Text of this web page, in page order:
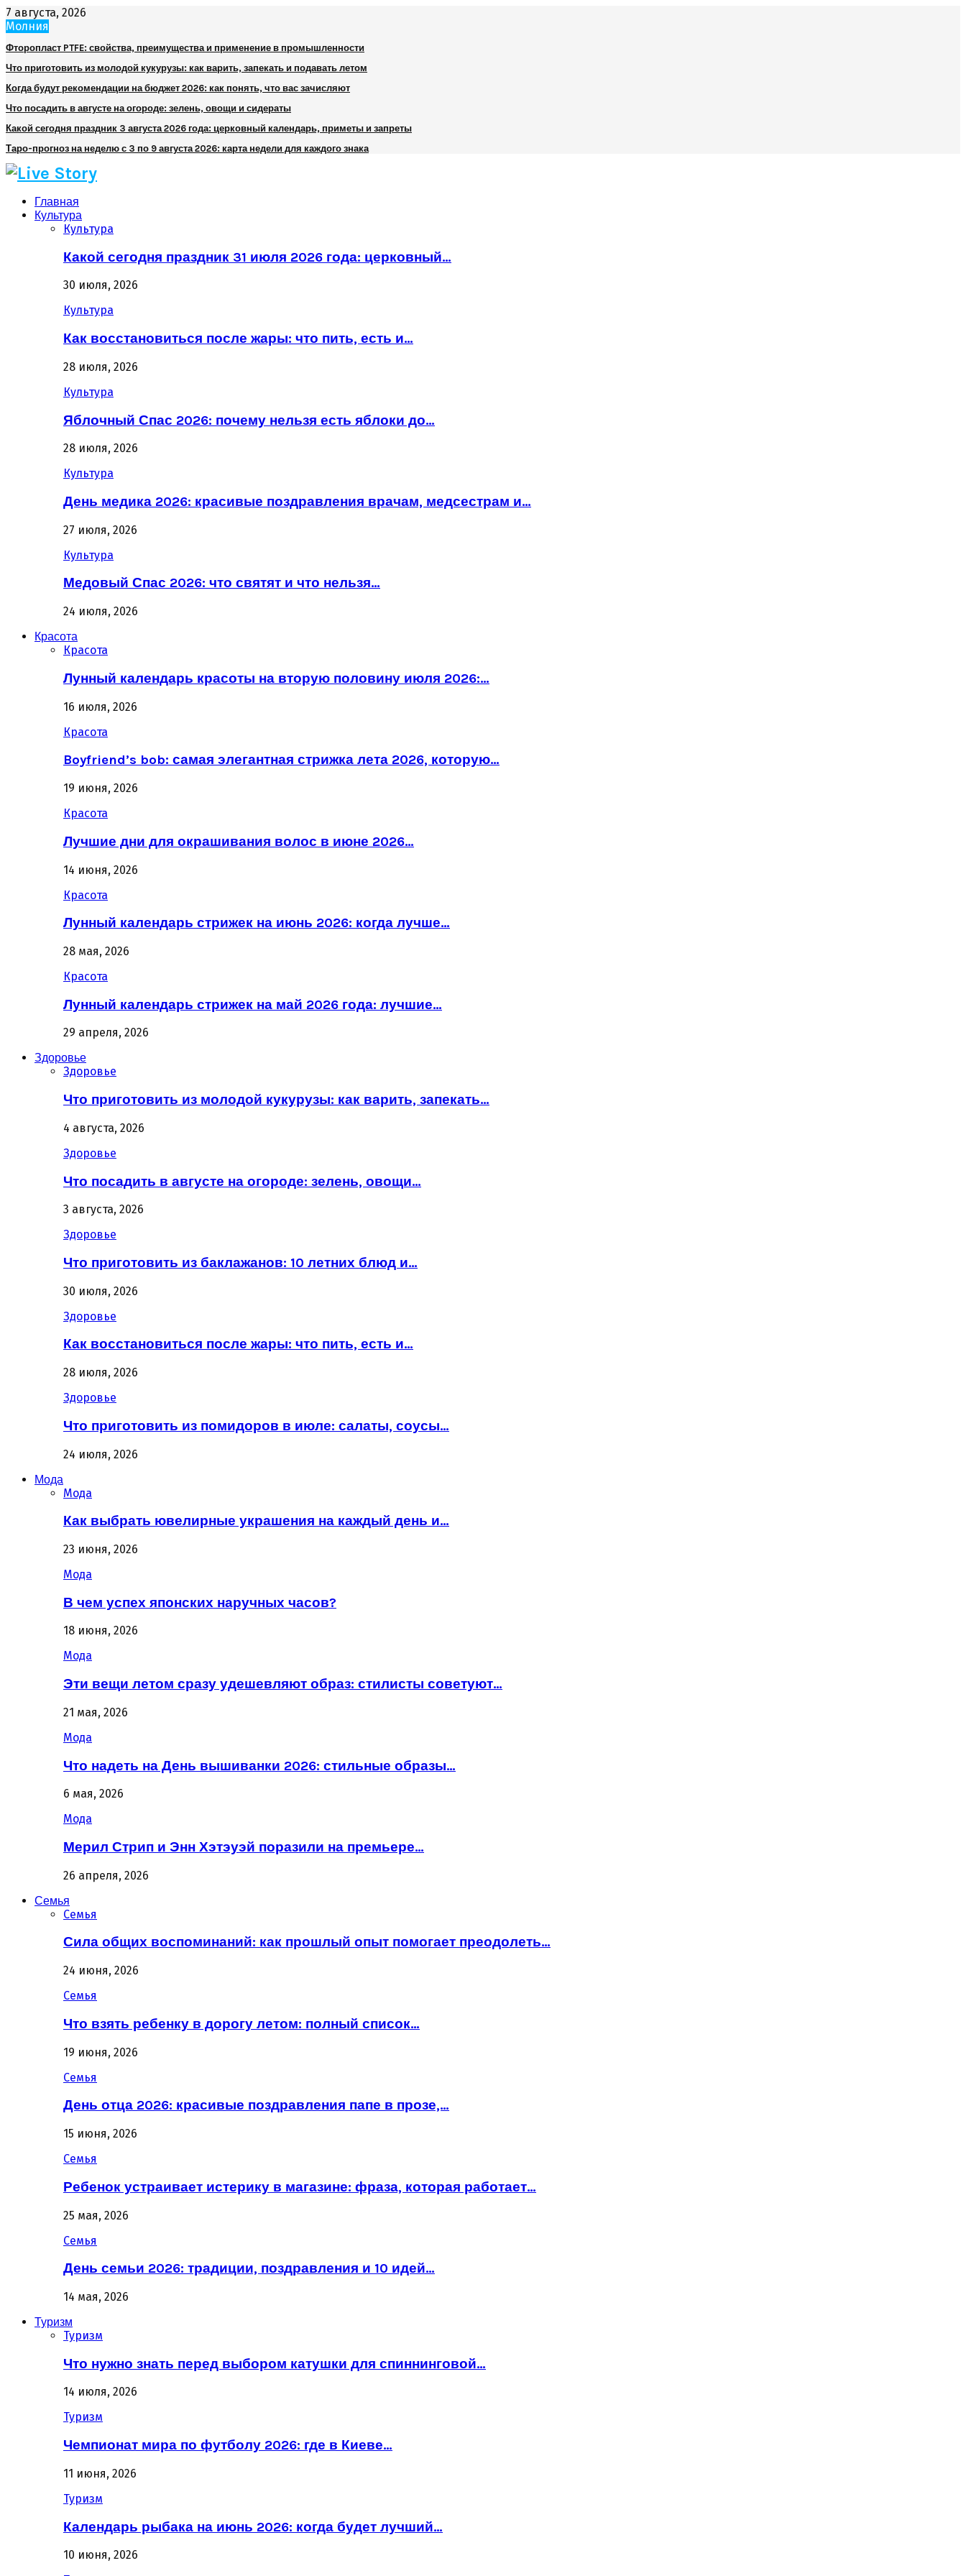
7 августа, 2026
Молния
Фторопласт PTFE: свойства, преимущества и применение в промышленности
Что приготовить из молодой кукурузы: как варить, запекать и подавать летом
Когда будут рекомендации на бюджет 2026: как понять, что вас зачисляют
Что посадить в августе на огороде: зелень, овощи и сидераты
Какой сегодня праздник 3 августа 2026 года: церковный календарь, приметы и запреты
Таро-прогноз на неделю с 3 по 9 августа 2026: карта недели для каждого знака
Главная
Культура
Культура
Какой сегодня праздник 31 июля 2026 года: церковный…
30 июля, 2026
Культура
Как восстановиться после жары: что пить, есть и…
28 июля, 2026
Культура
Яблочный Спас 2026: почему нельзя есть яблоки до…
28 июля, 2026
Культура
День медика 2026: красивые поздравления врачам, медсестрам и…
27 июля, 2026
Культура
Медовый Спас 2026: что святят и что нельзя…
24 июля, 2026
Красота
Красота
Лунный календарь красоты на вторую половину июля 2026:…
16 июля, 2026
Красота
Boyfriend’s bob: самая элегантная стрижка лета 2026, которую…
19 июня, 2026
Красота
Лучшие дни для окрашивания волос в июне 2026…
14 июня, 2026
Красота
Лунный календарь стрижек на июнь 2026: когда лучше…
28 мая, 2026
Красота
Лунный календарь стрижек на май 2026 года: лучшие…
29 апреля, 2026
Здоровье
Здоровье
Что приготовить из молодой кукурузы: как варить, запекать…
4 августа, 2026
Здоровье
Что посадить в августе на огороде: зелень, овощи…
3 августа, 2026
Здоровье
Что приготовить из баклажанов: 10 летних блюд и…
30 июля, 2026
Здоровье
Как восстановиться после жары: что пить, есть и…
28 июля, 2026
Здоровье
Что приготовить из помидоров в июле: салаты, соусы…
24 июля, 2026
Мода
Мода
Как выбрать ювелирные украшения на каждый день и…
23 июня, 2026
Мода
В чем успех японских наручных часов?
18 июня, 2026
Мода
Эти вещи летом сразу удешевляют образ: стилисты советуют…
21 мая, 2026
Мода
Что надеть на День вышиванки 2026: стильные образы…
6 мая, 2026
Мода
Мерил Стрип и Энн Хэтэуэй поразили на премьере…
26 апреля, 2026
Семья
Семья
Сила общих воспоминаний: как прошлый опыт помогает преодолеть…
24 июня, 2026
Семья
Что взять ребенку в дорогу летом: полный список…
19 июня, 2026
Семья
День отца 2026: красивые поздравления папе в прозе,…
15 июня, 2026
Семья
Ребенок устраивает истерику в магазине: фраза, которая работает…
25 мая, 2026
Семья
День семьи 2026: традиции, поздравления и 10 идей…
14 мая, 2026
Туризм
Туризм
Что нужно знать перед выбором катушки для спиннинговой…
14 июля, 2026
Туризм
Чемпионат мира по футболу 2026: где в Киеве…
11 июня, 2026
Туризм
Календарь рыбака на июнь 2026: когда будет лучший…
10 июня, 2026